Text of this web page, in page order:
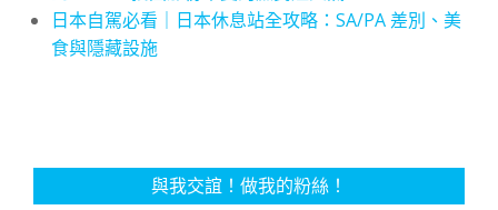
日本自駕必看｜日本休息站全攻略：SA/PA 差別、美
食與隱藏設施
與我交誼！做我的粉絲！